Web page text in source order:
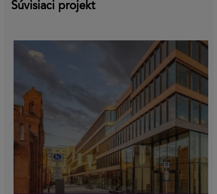
Súvisiaci projekt